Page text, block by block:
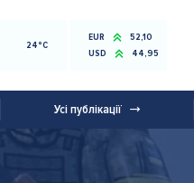
24°C
EUR
52,10
USD
44,95
Усі публікації